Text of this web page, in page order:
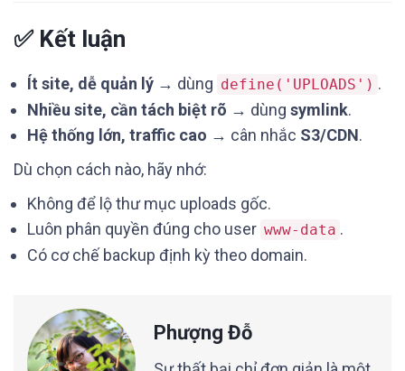
✅ Kết luận
Ít site, dễ quản lý → dùng define('UPLOADS') .
Nhiều site, cần tách biệt rõ → dùng symlink.
Hệ thống lớn, traffic cao → cân nhắc S3/CDN.
Dù chọn cách nào, hãy nhớ:
Không để lộ thư mục uploads gốc.
Luôn phân quyền đúng cho user www-data .
Có cơ chế backup định kỳ theo domain.
Phượng Đỗ